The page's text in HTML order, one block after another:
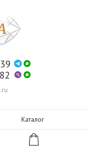
Каталог